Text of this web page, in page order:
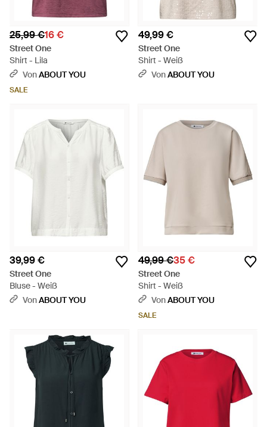
25,99 €16 €
Street One
Shirt - Lila
VonABOUT YOU
SALE
49,99 €
Street One
Shirt - Weiß
VonABOUT YOU
39,99 €
Street One
Bluse - Weiß
VonABOUT YOU
49,99 €35 €
Street One
Shirt - Weiß
VonABOUT YOU
SALE